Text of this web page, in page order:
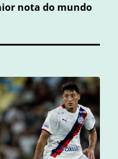
nota do mundo